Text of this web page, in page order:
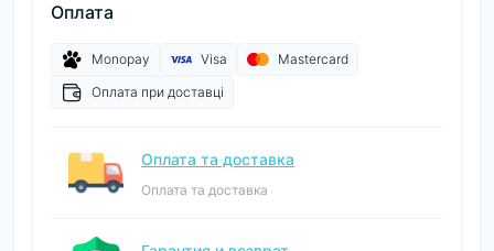
Оплата
Monopay Visa
Mastercard
Оплата при доставці
Оплата та доставка
Оплата та доставка